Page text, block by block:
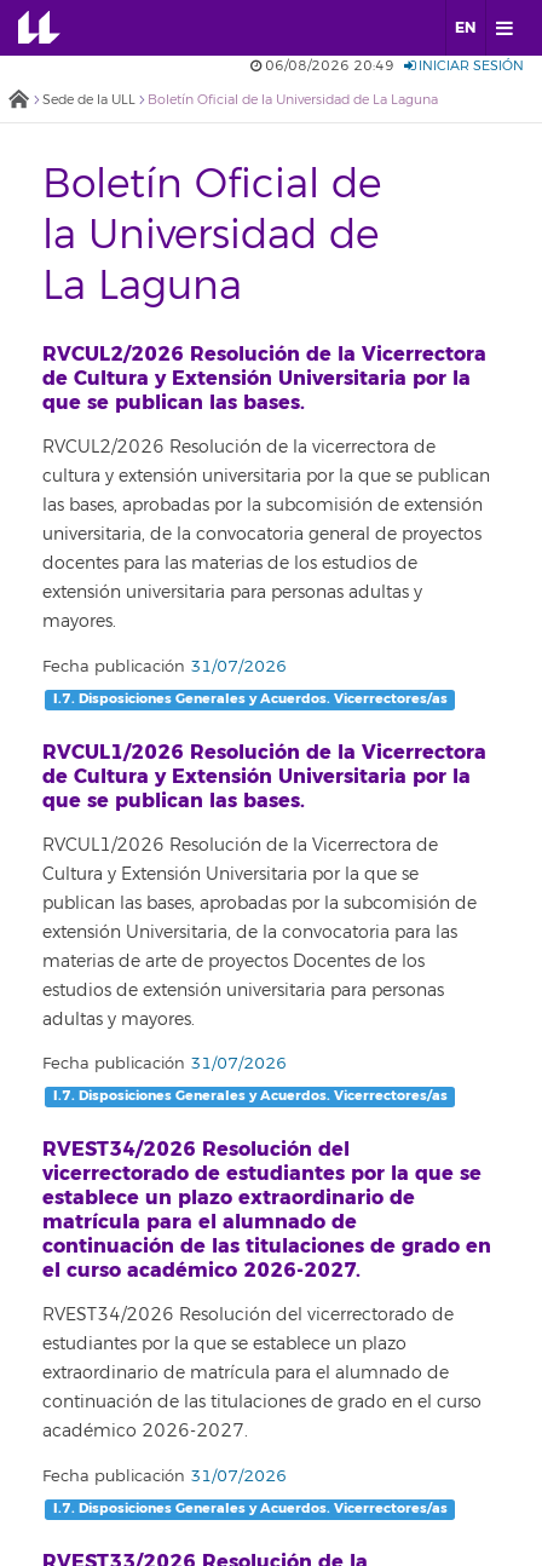
EN
06/08/2026 20:49 INICIAR SESIÓN
Sede de la ULL Boletín Oficial de la Universidad de La Laguna
Boletín Oficial de
la Universidad de
La Laguna
RVCUL2/2026 Resolución de la Vicerrectora
de Cultura y Extensión Universitaria por la
que se publican las bases.
RVCUL2/2026 Resolución de la vicerrectora de
cultura y extensión universitaria por la que se publican
las bases, aprobadas por la subcomisión de extensión
universitaria, de la convocatoria general de proyectos
docentes para las materias de los estudios de
extensión universitaria para personas adultas y
mayores.
Fecha publicación 31/07/2026
I.7. Disposiciones Generales y Acuerdos. Vicerrectores/as
RVCUL1/2026 Resolución de la Vicerrectora
de Cultura y Extensión Universitaria por la
que se publican las bases.
RVCUL1/2026 Resolución de la Vicerrectora de
Cultura y Extensión Universitaria por la que se
publican las bases, aprobadas por la subcomisión de
extensión Universitaria, de la convocatoria para las
materias de arte de proyectos Docentes de los
estudios de extensión universitaria para personas
adultas y mayores.
Fecha publicación 31/07/2026
I.7. Disposiciones Generales y Acuerdos. Vicerrectores/as
RVEST34/2026 Resolución del
vicerrectorado de estudiantes por la que se
establece un plazo extraordinario de
matrícula para el alumnado de
continuación de las titulaciones de grado en
el curso académico 2026-2027.
RVEST34/2026 Resolución del vicerrectorado de
estudiantes por la que se establece un plazo
extraordinario de matrícula para el alumnado de
continuación de las titulaciones de grado en el curso
académico 2026-2027.
Fecha publicación 31/07/2026
I.7. Disposiciones Generales y Acuerdos. Vicerrectores/as